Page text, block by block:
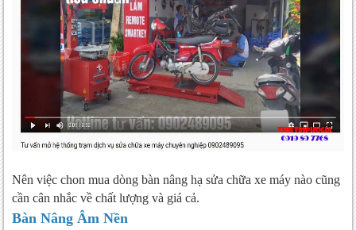
Nên việc chon mua dòng bàn nâng hạ sửa chữa xe máy nào cũng
cần cân nhắc về chất lượng và giá cả.
Bàn Nâng Âm Nền